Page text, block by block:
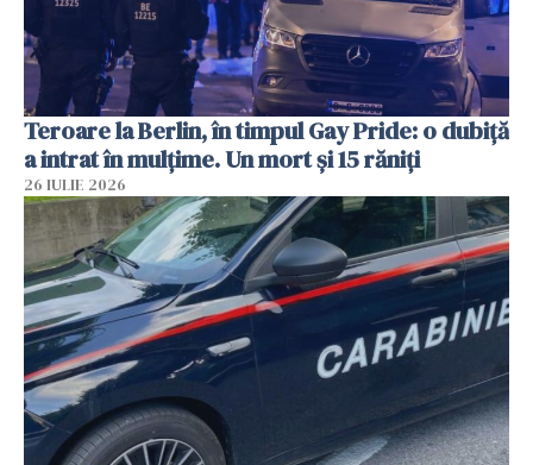
Teroare la Berlin, în timpul Gay Pride: o dubiță
a intrat în mulțime. Un mort și 15 răniți
26 IULIE 2026